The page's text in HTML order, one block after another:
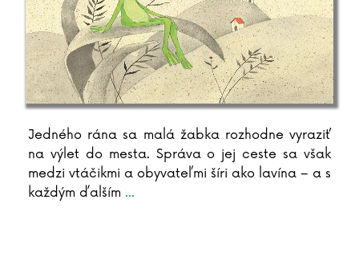
Jedného rána sa malá žabka rozhodne vyraziť
na výlet do mesta. Správa o jej ceste sa však
medzi vtáčikmi a obyvateľmi šíri ako lavína – a s
každým ďalším ...